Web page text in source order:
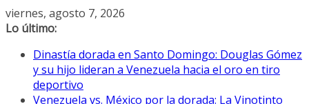
Saltar
al
viernes, agosto 7, 2026
Lo último:
Dinastía dorada en Santo Domingo: Douglas Gómez
y su hijo lideran a Venezuela hacia el oro en tiro
deportivo
Venezuela vs. México por la dorada: La Vinotinto